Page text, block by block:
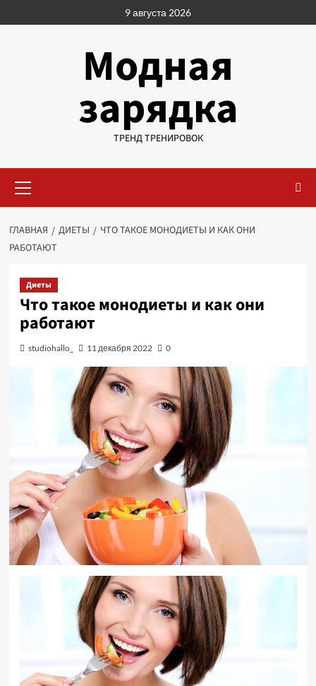
к
9 августа 2026
Модная
зарядка
ТРЕНД ТРЕНИРОВОК
меню
ГЛАВНАЯ ДИЕТЫ
ЧТО ТАКОЕ МОНОДИЕТЫ И КАК ОНИ
РАБОТАЮТ
Диеты
Что такое монодиеты и как они
работают
studiohallo_ 11 декабря 2022 0